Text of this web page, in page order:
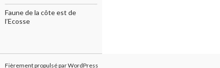
Faune de la côte est de
l’Ecosse
Fièrement propulsé par WordPress